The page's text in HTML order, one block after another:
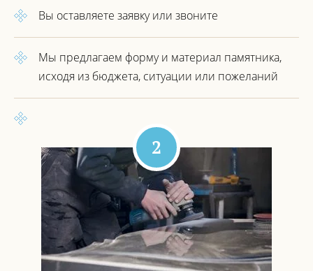
Вы оставляете заявку или звоните
Мы предлагаем форму и материал памятника,
исходя из бюджета, ситуации или пожеланий
2